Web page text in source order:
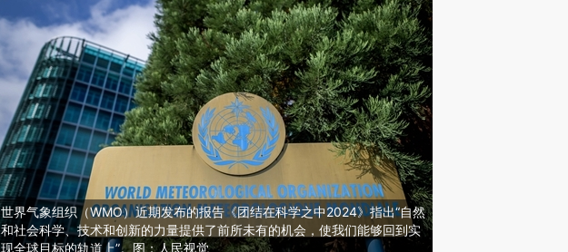
世界气象组织（WMO）近期发布的报告《团结在科学之中2024》指出“自然
和社会科学、技术和创新的力量提供了前所未有的机会，使我们能够回到实
现全球目标的轨道上”。图：人民视觉